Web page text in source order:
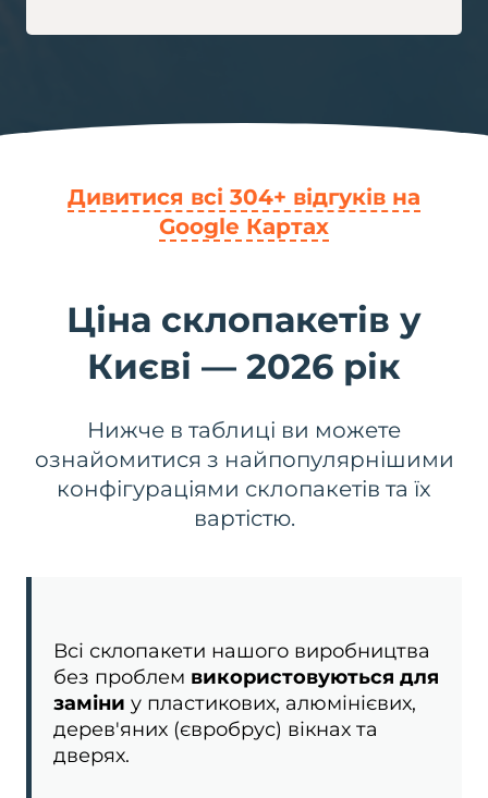
Дивитися всі 304+ відгуків на
Google Картах
Ціна склопакетів у
Києві — 2026 рік
Нижче в таблиці ви можете
ознайомитися з найпопулярнішими
конфігураціями склопакетів та їх
вартістю.
Всі склопакети нашого виробництва
без проблем використовуються для
заміни у пластикових, алюмінієвих,
дерев'яних (євробрус) вікнах та
дверях.